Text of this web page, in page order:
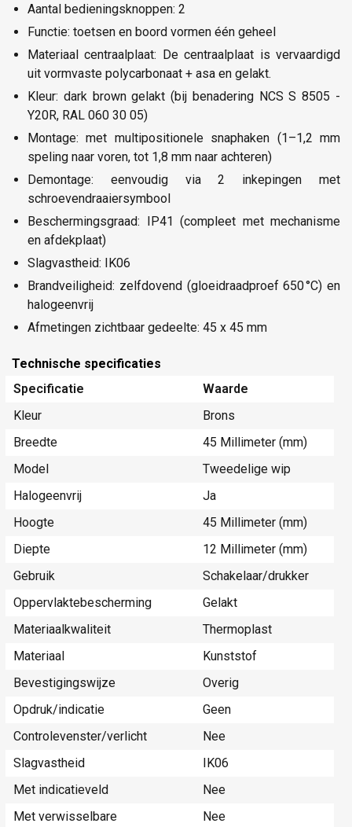
Aantal bedieningsknoppen: 2
Functie: toetsen en boord vormen één geheel
Materiaal centraalplaat: De centraalplaat is vervaardigd
uit vormvaste polycarbonaat + asa en gelakt.
Kleur: dark brown gelakt (bij benadering NCS S 8505 -
Y20R, RAL 060 30 05)
Montage: met multipositionele snaphaken (1–1,2 mm
speling naar voren, tot 1,8 mm naar achteren)
Demontage: eenvoudig via 2 inkepingen met
schroevendraaiersymbool
Beschermingsgraad: IP41 (compleet met mechanisme
en afdekplaat)
Slagvastheid: IK06
Brandveiligheid: zelfdovend (gloeidraadproef 650 °C) en
halogeenvrij
Afmetingen zichtbaar gedeelte: 45 x 45 mm
Technische specificaties
Specificatie
Waarde
Kleur
Brons
Breedte
45 Millimeter (mm)
Model
Tweedelige wip
Halogeenvrij
Ja
Hoogte
45 Millimeter (mm)
Diepte
12 Millimeter (mm)
Gebruik
Schakelaar/drukker
Oppervlaktebescherming
Gelakt
Materiaalkwaliteit
Thermoplast
Materiaal
Kunststof
Bevestigingswijze
Overig
Opdruk/indicatie
Geen
Controlevenster/verlicht
Nee
Slagvastheid
IK06
Met indicatieveld
Nee
Met verwisselbare
Nee